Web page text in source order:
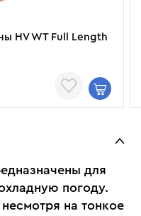
HV WT Full Length
для
погоду.
на тонкое